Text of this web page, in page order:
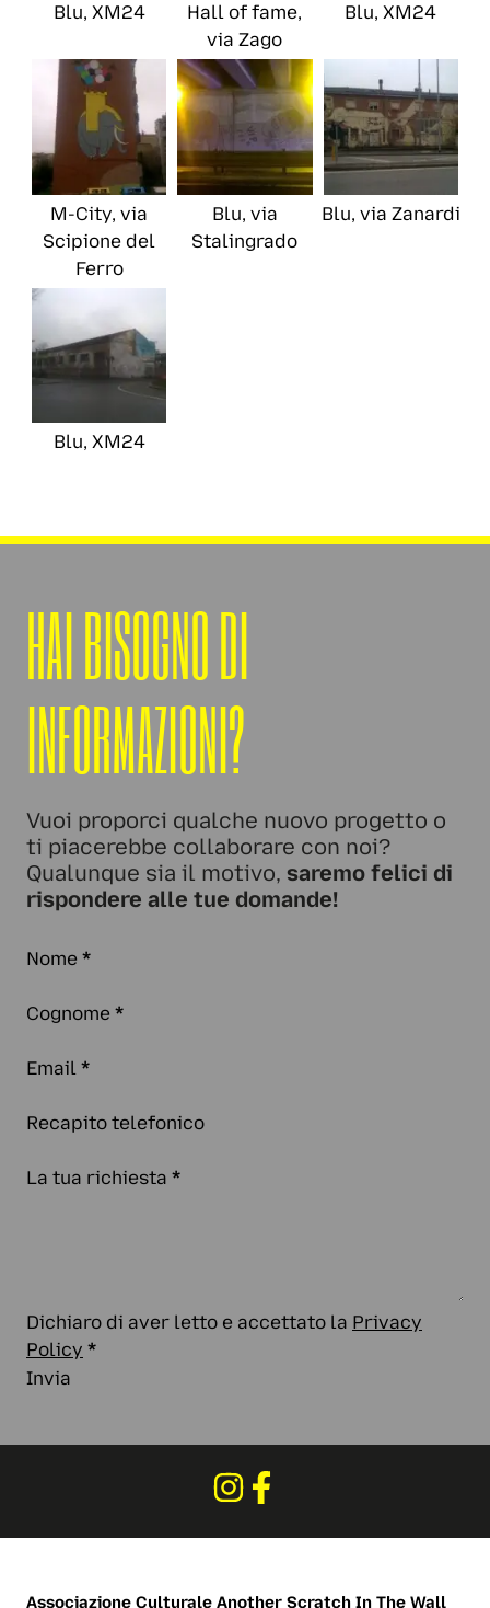
Blu, XM24
Hall of fame,
via Zago
Blu, XM24
M-City, via
Scipione del
Ferro
Blu, via
Stalingrado
Blu, via Zanardi
Blu, XM24
HAI BISOGNO DI
INFORMAZIONI?
Vuoi proporci qualche nuovo progetto o
ti piacerebbe collaborare con noi?
Qualunque sia il motivo, saremo felici di
rispondere alle tue domande!
Nome *
Cognome *
Email *
Recapito telefonico
La tua richiesta *
Dichiaro di aver letto e accettato la Privacy
Policy *
Invia
Associazione Culturale Another Scratch In The Wall